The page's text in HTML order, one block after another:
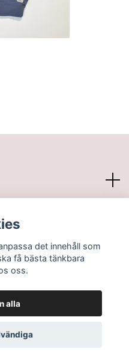
det innehåll som
få bästa tänkbara
oss.
alla